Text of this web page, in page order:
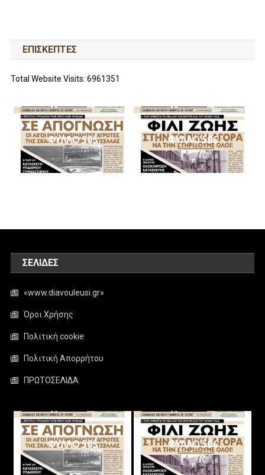
ΕΠΙΣΚΕΠΤΕΣ
Total Website Visits: 6961351
ΦΥΛΛΟ 505 ΦΥΛΛΟ 506
ΣΕΛΊΔΕΣ
«www.diavouleusi.gr»
Όροι Χρήσης
Πολιτική cookie
Πολιτική Απορρήτου
ΠΡΩΤΟΣΕΛΙΔΑ
ΦΥΛΛΟ 505 ΦΥΛΛΟ 506